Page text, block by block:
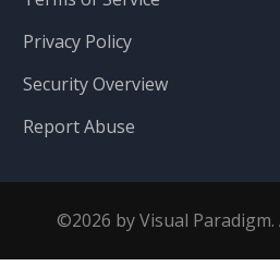
Privacy Policy
Security Overview
Report Abuse
©2026 by Visual